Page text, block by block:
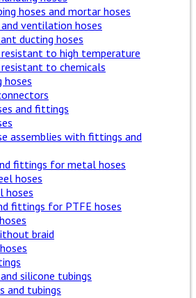
hoses and mortar hoses
ventilation hoses
ducting hoses
resistant to high temperature
to chemicals
hoses
and fittings
assemblies with fittings and
fittings for metal hoses
hoses
hoses
fittings for PTFE hoses
braid
silicone tubings
and tubings